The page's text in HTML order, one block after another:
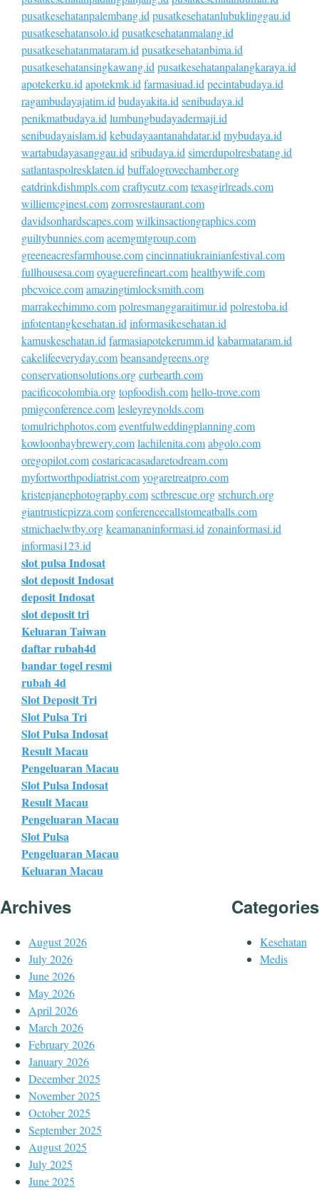
pusatkesehatanpalembang.idpusatkesehatanlubuklinggau.id
pusatkesehatansolo.idpusatkesehatanmalang.id
pusatkesehatanmataram.idpusatkesehatanbima.id
pusatkesehatansingkawang.idpusatkesehatanpalangkaraya.id
apotekerku.idapotekmk.idfarmasiuad.idpecintabudaya.id
ragambudayajatim.idbudayakita.idsenibudaya.id
penikmatbudaya.idlumbungbudayadermaji.id
senibudayaislam.idkebudayaantanahdatar.idmybudaya.id
wartabudayasanggau.idsribudaya.idsimerdupolresbatang.id
satlantaspolresklaten.idbuffalogrovechamber.org
eatdrinkdishmpls.comcraftycutz.comtexasgirlreads.com
williemcginest.comzorrosrestaurant.com
davidsonhardscapes.comwilkinsactiongraphics.com
guiltybunnies.comacemgmtgroup.com
greeneacresfarmhouse.comcincinnatiukrainianfestival.com
fullhousesa.comoyaguerefineart.comhealthywife.com
pbcvoice.comamazingtimlocksmith.com
marrakechimmo.compolresmanggaraitimur.idpolrestoba.id
infotentangkesehatan.idinformasikesehatan.id
kamuskesehatan.idfarmasiapotekerumm.idkabarmataram.id
cakelifeeveryday.combeansandgreens.org
conservationsolutions.orgcurbearth.com
pacificocolombia.orgtopfoodish.comhello-trove.com
pmigconference.comlesleyreynolds.com
tomulrichphotos.comeventfulweddingplanning.com
kowloonbaybrewery.comlachilenita.comabgolo.com
oregopilot.comcostaricacasadaretodream.com
myfortworthpodiatrist.comyogaretreatpro.com
kristenjanephotography.comsctbrescue.orgsrchurch.org
giantrusticpizza.comconferencecallstomeatballs.com
stmichaelwtby.orgkeamananinformasi.idzonainformasi.id
informasi123.id
slot pulsa Indosat
slot deposit Indosat
deposit Indosat
slot deposit tri
Keluaran Taiwan
daftar rubah4d
bandar togel resmi
rubah 4d
Slot Deposit Tri
Slot Pulsa Tri
Slot Pulsa Indosat
Result Macau
Pengeluaran Macau
Slot Pulsa Indosat
Result Macau
Pengeluaran Macau
Slot Pulsa
Pengeluaran Macau
Keluaran Macau
Archives
August 2026
July 2026
June 2026
May 2026
April 2026
March 2026
February 2026
January 2026
December 2025
November 2025
October 2025
September 2025
August 2025
July 2025
June 2025
Categories
Kesehatan
Medis